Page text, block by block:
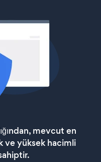
mevcut en
ve yüksek hacimli